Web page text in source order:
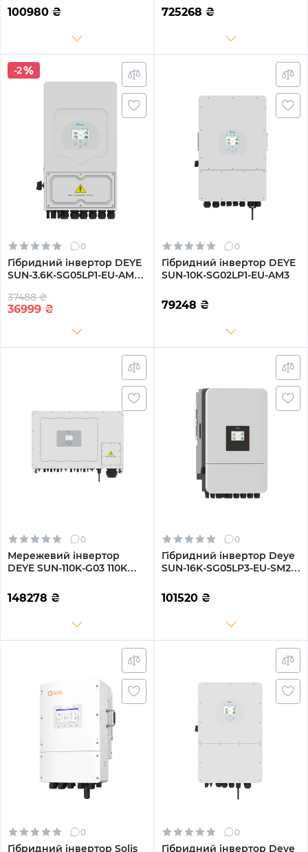
Трифазний (ASG01763)
100980 ₴
TS500-2)
725268 ₴
-2
0
Гібридний інвертор DEYE
SUN-3.6K-SG05LP1-EU-AM2-
220V Однофазний (SUN-
3.6K-SG05LP1-EU-AM2-P)
37488 ₴
36999 ₴
0
Гібридний інвертор DEYE
SUN-10K-SG02LP1-EU-AM3
79248 ₴
0
Мережевий інвертор
DEYE SUN-110K-G03 110KW
148278 ₴
0
Гібридний інвертор Deye
SUN-16K-SG05LP3-EU-SM2
220/380V Трифазний
101520 ₴
0
Гібридний інвертор Solis
0
Гібридний інвертор Deye